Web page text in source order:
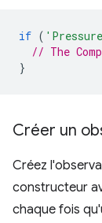
if (
// The
}
Créer un
Créez
constructeur
chaque fois